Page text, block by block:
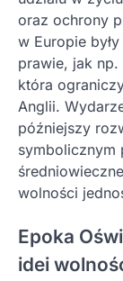
oraz ochrony
w Europie
prawie, jak np.
która
Anglii.
późniejszy
symbolicznym
wolności
Epoka
idei